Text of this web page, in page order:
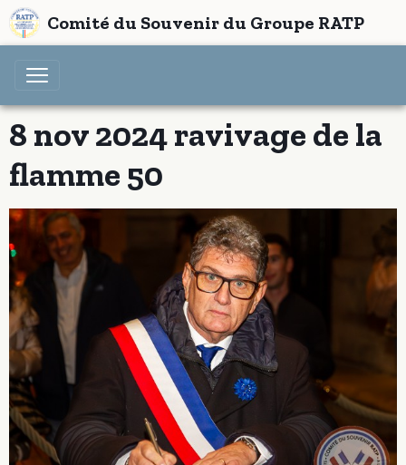
Comité du Souvenir du Groupe RATP
8 nov 2024 ravivage de la
flamme 50